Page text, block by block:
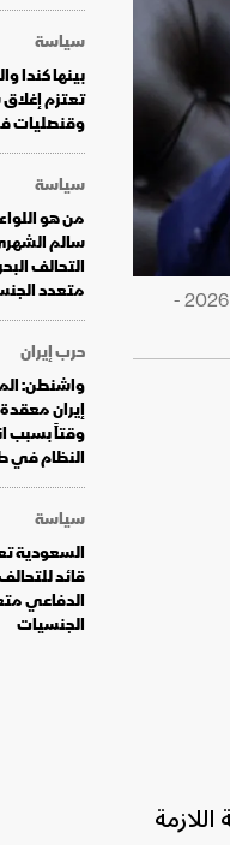
الرئيس الأميركي دونالد ترمب يلقي كلمة خلال فعالية خاصة في المكتب البيضاوي بالبيت الأبيض، واشنطن العاصمة. 11 مايو 2026 -
سياسة
بينها كندا
تعتزم
وقنصليات في
سياسة
من هو
سالم
التحالف
متعدد
حرب إيران
واشنطن:
إيران
وقتاً بسبب
النظام في
سياسة
السعودية
قائد
الدفاعي
الجنسيات